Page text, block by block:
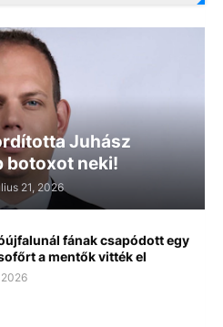
Juhász
botoxot neki!
21, 2026
fának csapódott egy
a mentők vitték el